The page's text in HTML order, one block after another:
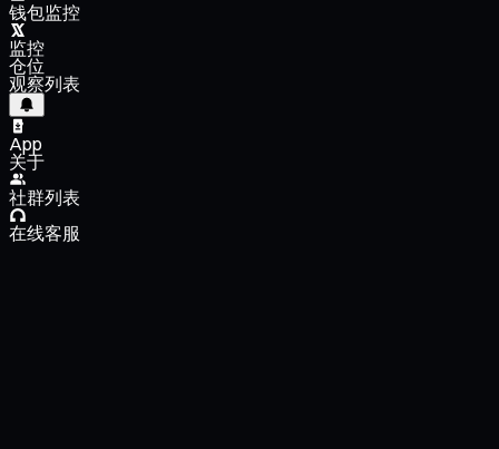
钱包监控
监控
仓位
观察列表
App
关于
社群列表
在线客服